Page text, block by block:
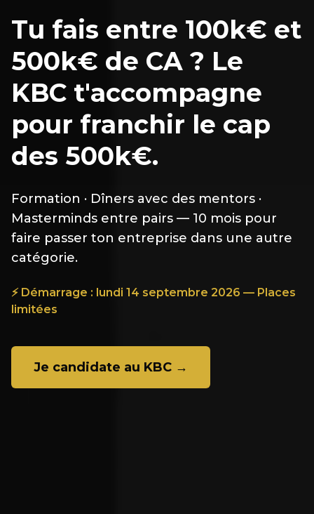
Tu fais entre 100k€ et
500k€ de CA ? Le
KBC t'accompagne
pour franchir le cap
des 500k€.
Formation · Dîners avec des mentors ·
Masterminds entre pairs — 10 mois pour
faire passer ton entreprise dans une autre
catégorie.
⚡ Démarrage : lundi 14 septembre 2026 — Places
limitées
Je candidate au KBC →